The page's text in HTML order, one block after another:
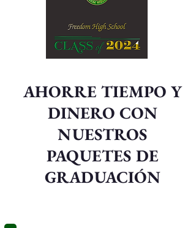
AHORRE TIEMPO Y
DINERO CON
NUESTROS
PAQUETES DE
GRADUACIÓN